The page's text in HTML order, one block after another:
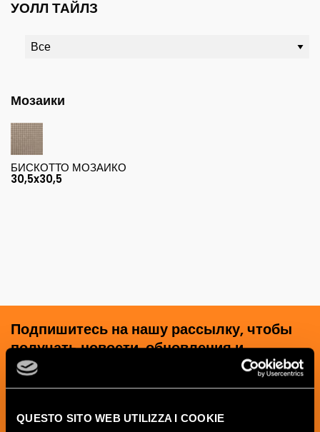
QUESTO SITO WEB UTILIZZA I COOKIE
УОЛЛ ТАЙЛЗ
Мозаики
БИСКОТТО МОЗАИКО
30,5x30,5
Подпишитесь на нашу рассылку, чтобы
получать новости, обновления и
креативные идеи из мира керамики и
дизайна интерьера.